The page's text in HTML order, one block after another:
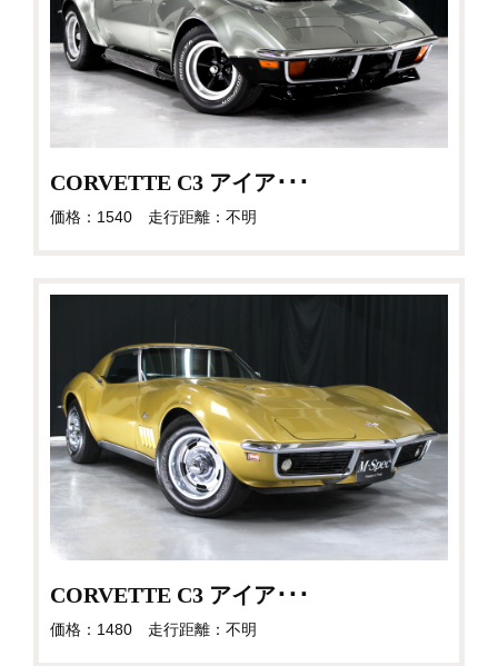
CORVETTE C3 アイア･･･
価格：1540 走行距離：不明
CORVETTE C3 アイア･･･
価格：1480 走行距離：不明